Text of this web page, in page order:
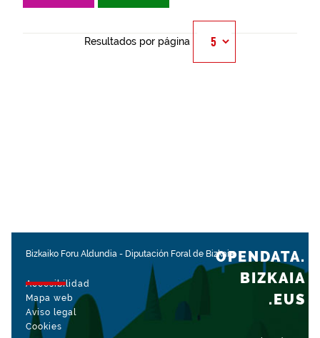
Resultados por página
Bizkaiko Foru Aldundia - Diputación Foral de Bizkaia
Accesibilidad
Mapa web
Aviso legal
Cookies
OPENDATA.
BIZKAIA
.EUS